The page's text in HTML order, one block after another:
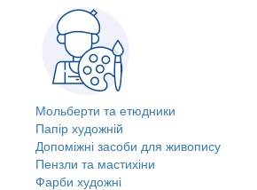
Мольберти та етюдники
Папір художній
Допоміжні засоби для живопису
Пензли та мастихіни
Фарби художні